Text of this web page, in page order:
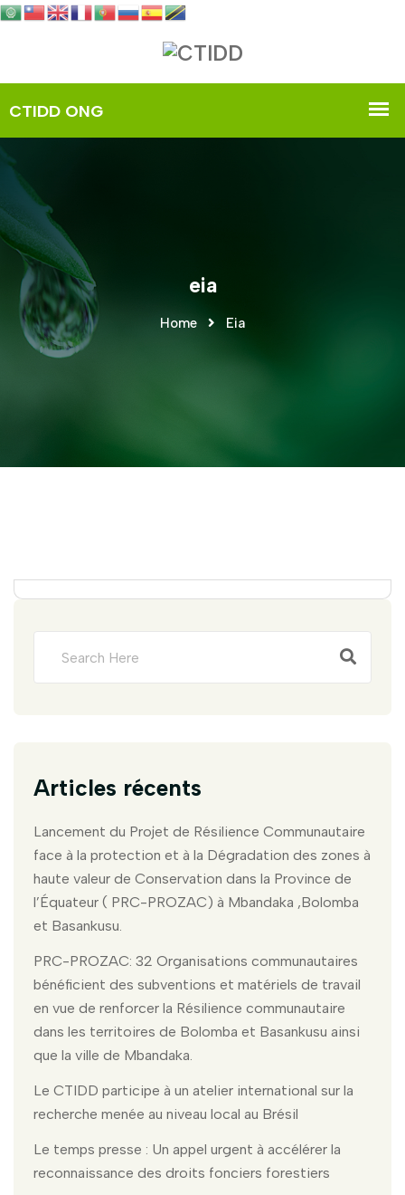
eia
Home Eia
Articles récents
Lancement du Projet de Résilience Communautaire
face à la protection et à la Dégradation des zones à
haute valeur de Conservation dans la Province de
l’Équateur ( PRC-PROZAC) à Mbandaka ,Bolomba
et Basankusu.
PRC-PROZAC: 32 Organisations communautaires
bénéficient des subventions et matériels de travail
en vue de renforcer la Résilience communautaire
dans les territoires de Bolomba et Basankusu ainsi
que la ville de Mbandaka.
Le CTIDD participe à un atelier international sur la
recherche menée au niveau local au Brésil
Le temps presse : Un appel urgent à accélérer la
reconnaissance des droits fonciers forestiers